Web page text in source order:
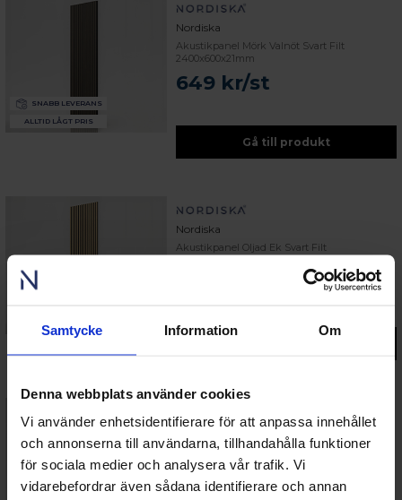
Samtycke Information Om
Denna webbplats använder cookies
Vi använder enhetsidentifierare för att anpassa innehållet
och annonserna till användarna, tillhandahålla funktioner
för sociala medier och analysera vår trafik. Vi
vidarebefordrar även sådana identifierare och annan
SNABB LEVERANS
ALLTID LÅGT PRIS
Nordiska
Akustikpanel Mörk Valnöt Svart Filt
2400x600x21mm
649 kr/st
Gå till produkt
Nordiska
Akustikpanel Oljad Ek Svart Filt
2400x600x21mm
Nordiska
Akustikpanel Svart Ek 2400x600x21mm
649 kr/st